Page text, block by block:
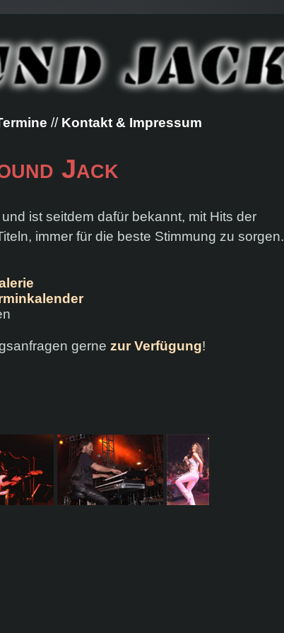
Kontakt & Impressum
Jack
ist seitdem dafür bekannt, mit Hits der
immer für die beste Stimmung zu sorgen.
gerne zur Verfügung!